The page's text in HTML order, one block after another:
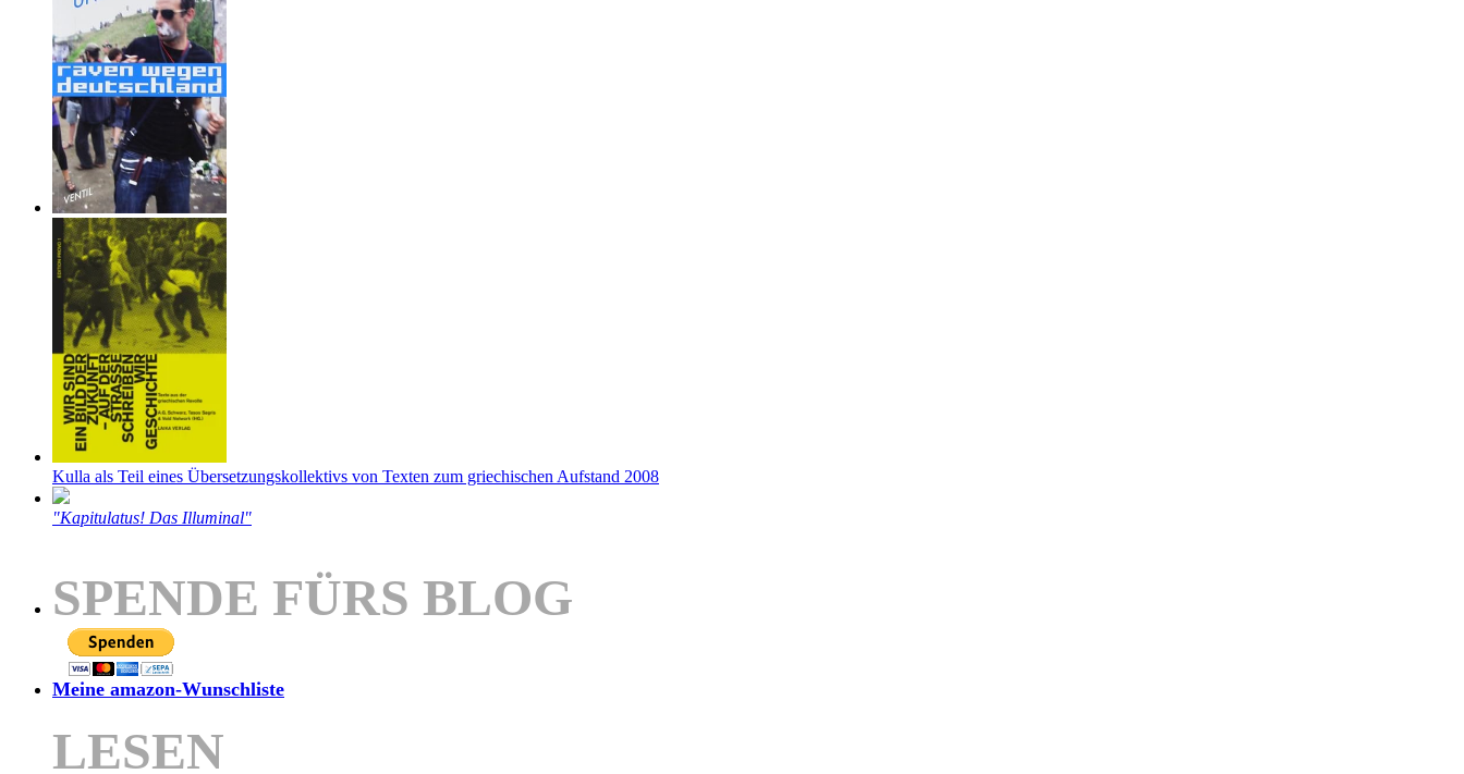
Kulla als Teil eines Übersetzungskollektivs von Texten zum griechischen Aufstand 2008
"Kapitulatus! Das Illuminal"
SPENDE FÜRS BLOG
Meine amazon-Wunschliste
LESEN